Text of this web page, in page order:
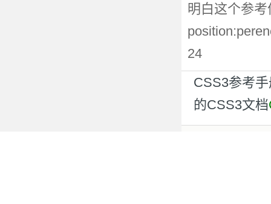
明白这个参
24
CSS3参考
的CSS3文档